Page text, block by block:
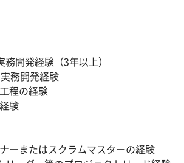
務開発経験（3年以上）
務開発経験
程の経験
験
ーまたはスクラムマスターの経験